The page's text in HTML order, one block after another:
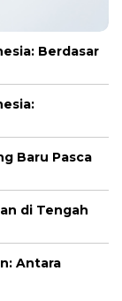
Berdasar
Baru Pasca
di Tengah
Antara